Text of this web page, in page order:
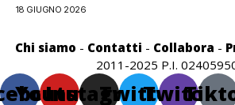
18 GIUGNO 2026
Chi siamo - Contatti - Collabora -
2011-2025 P.I.
Youtube
Instagram
TwitterTwitch